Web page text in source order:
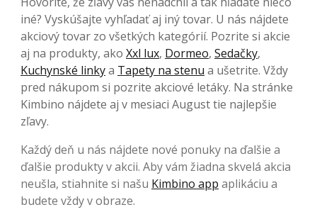
iné? Vyskúšajte vyhľadať aj iný tovar. U nás nájdete
akciový tovar zo všetkých kategórií. Pozrite si akcie
aj na produkty, ako Xxl lux, Dormeo, Sedačky,
Kuchynské linkya Tapety na stenu a ušetrite. Vždy
pred nákupom si pozrite akciové letáky. Na stránke
Kimbino nájdete aj v mesiaci August tie najlepšie
zľavy.
Každý deň u nás nájdete nové ponuky na ďalšie a
ďalšie produkty v akcii. Aby vám žiadna skvelá akcia
neušla, stiahnite si našu Kimbino app aplikáciu a
budete vždy v obraze.